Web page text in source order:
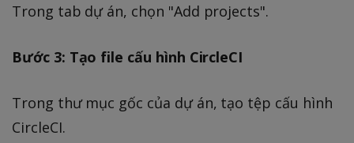
Trong tab dự án, chọn "Add projects".
Bước 3: Tạo file cấu hình CircleCI
Trong thư mục gốc của dự án, tạo tệp cấu hình
CircleCI.